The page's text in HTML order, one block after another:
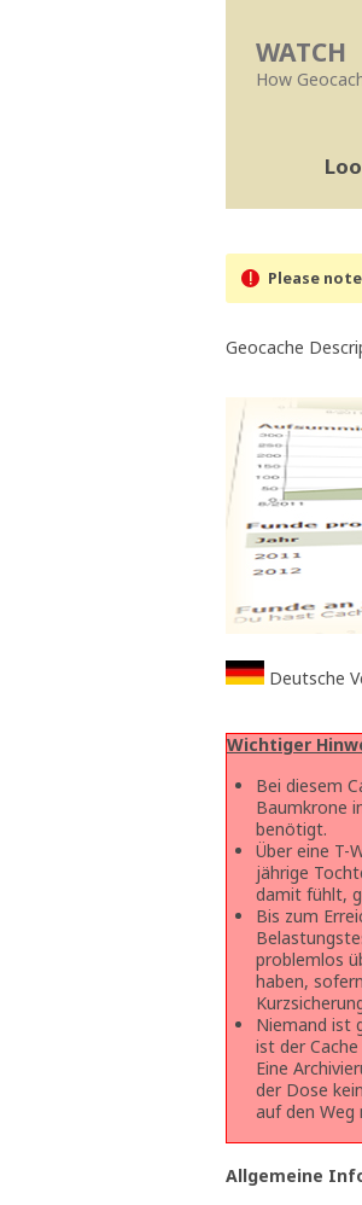
WATCH
How
Please note
Geocache
Deutsche
Wichtiger
Bei diesem
Baumkrone
benötigt.
Über eine T-
jährige
damit fühlt,
Bis zum
problemlos
haben,
Niemand ist
ist der
Eine
der Dose
auf den Weg
Allgemeine